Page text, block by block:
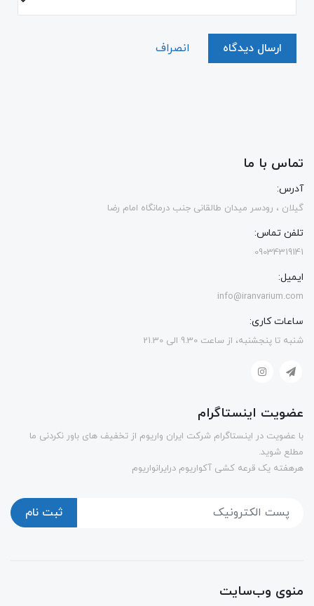
ارسال دیدگاه انصراف
تماس با ما
آدرس:
گیلان ، رودسر میدان طالقانی جنب درمانگاه امام رضا
تلفن تماس:
09034319141
ایمیل:
info@iranvarium.com
ساعات کاری:
شنبه تا پنجشنبه، از ساعت 9.30 الی 21.30
عضویت اینستاگرام
با عضویت در اینستاگرام شرکت ایران واریوم از تخفیف های باور نکردنی ما
مطلع شوید.
هرهفته یک قرعه کشی آکواریوم درایرانواریوم
ثبت نام
منوی وب‌سایت